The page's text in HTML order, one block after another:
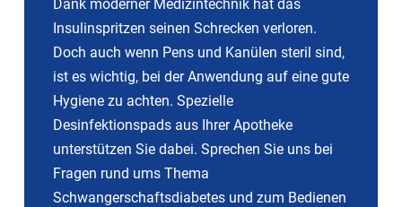
Dank moderner Medizintechnik hat das
Insulinspritzen seinen Schrecken verloren.
Doch auch wenn Pens und Kanülen steril sind,
ist es wichtig, bei der Anwendung auf eine gute
Hygiene zu achten. Spezielle
Desinfektionspads aus Ihrer Apotheke
unterstützen Sie dabei. Sprechen Sie uns bei
Fragen rund ums Thema
Schwangerschaftsdiabetes und zum Bedienen